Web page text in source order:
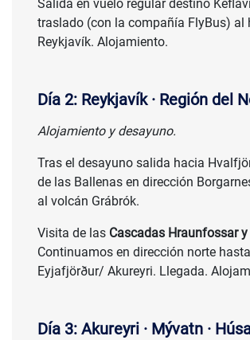
Salida en vuelo regular destino
traslado (con la compañía FlyBus) al
Reykjavík. Alojamiento.
Día 2: Reykjavík · Región del
Alojamiento y desayuno.
Tras el desayuno salida hacia
de las Ballenas en dirección
al volcán Grábrók.
Visita de las Cascadas Hraunfossar
Continuamos en dirección norte hasta
Eyjafjörður/ Akureyri. Llegada.
Día 3: Akureyri · Mývatn ·